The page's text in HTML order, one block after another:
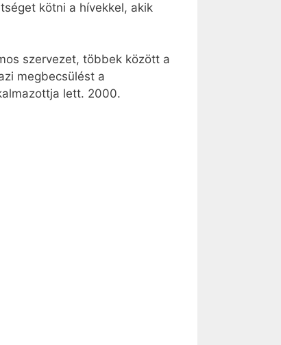
kötni a hívekkel, akik
szervezet, többek között a
megbecsülést a
lett. 2000.